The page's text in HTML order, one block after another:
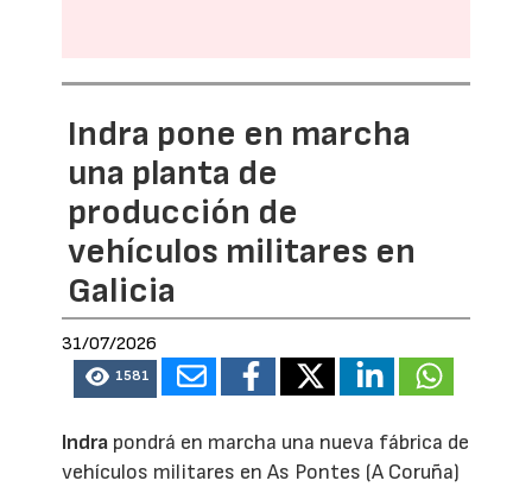
Indra pone en marcha
una planta de
producción de
vehículos militares en
Galicia
31/07/2026
1581
Indra pondrá en marcha una nueva fábrica de
vehículos militares en As Pontes (A Coruña)